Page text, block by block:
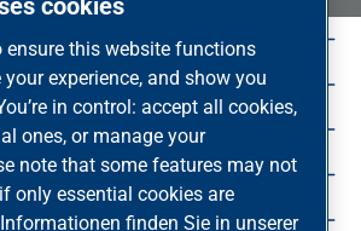
cookies
ensure this website functions
experience, and show you
in control: accept all cookies,
ones, or manage your
note that some features may not
only essential cookies are
finden Sie in unserer